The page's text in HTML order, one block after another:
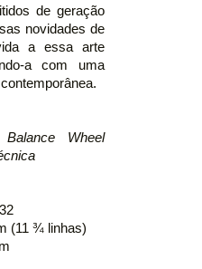
de geração
novidades de
a essa arte
a com uma
Wheel
(11 ¾ linhas)